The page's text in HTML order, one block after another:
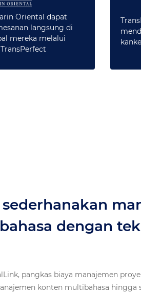
Oriental dapat
langsung di
mereka melalui
dengan
pangkas biaya manajemen
konten multibahasa hingga